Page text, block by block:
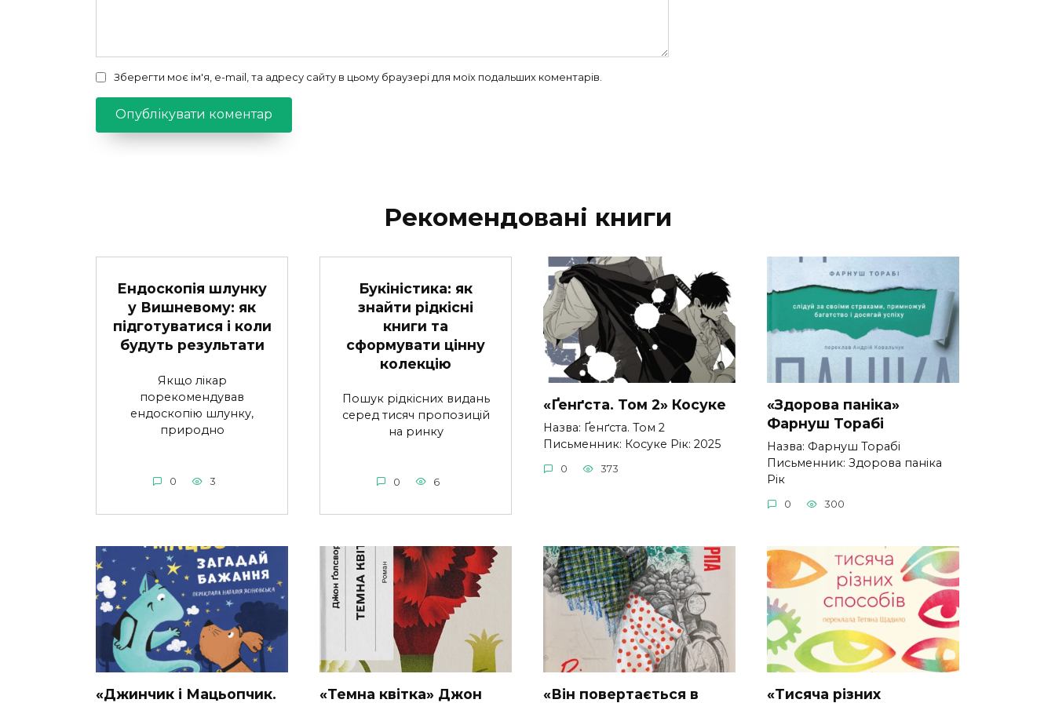
Зберегти моє ім'я, e-mail, та адресу сайту в цьому браузері для моїх подальших коментарів.
Рекомендовані книги
Ендоскопія шлунку
у Вишневому: як
підготуватися і коли
будуть результати
Якщо лікар
порекомендував
ендоскопію шлунку,
природно
0 3
Букіністика: як
знайти рідкісні
книги та
сформувати цінну
колекцію
Пошук рідкісних видань
серед тисяч пропозицій
на ринку
0 6
«Ґенґста. Том 2» Косуке
Назва: Ґенґста. Том 2
Письменник: Косуке Рік: 2025
0 373
«Здорова паніка»
Фарнуш Торабі
Назва: Фарнуш Торабі
Письменник: Здорова паніка
Рік
0 300
«Джинчик і Мацьопчик. «Темна квітка» Джон «Він повертається в «Тисяча різних